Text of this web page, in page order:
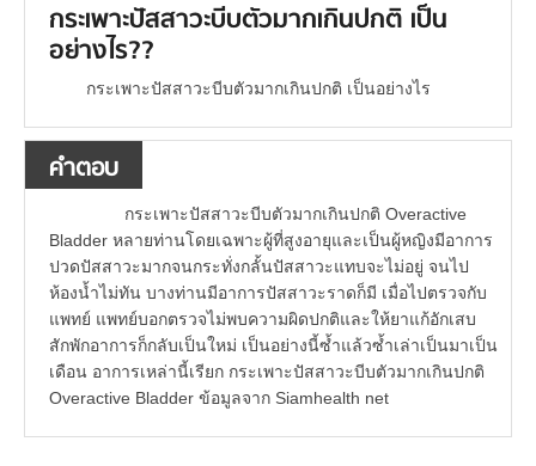
กระเพาะปัสสาวะบีบตัวมากเกินปกติ เป็น
อย่างไร??
กระเพาะปัสสาวะบีบตัวมากเกินปกติ เป็นอย่างไร
คำตอบ
กระเพาะปัสสาวะบีบตัวมากเกินปกติ Overactive
Bladder หลายท่านโดยเฉพาะผู้ที่สูงอายุและเป็นผู้หญิงมีอาการ
ปวดปัสสาวะมากจนกระทั่งกลั้นปัสสาวะแทบจะไม่อยู่ จนไป
ห้องน้ำไม่ทัน บางท่านมีอาการปัสสาวะราดก็มี เมื่อไปตรวจกับ
แพทย์ แพทย์บอกตรวจไม่พบความผิดปกติและให้ยาแก้อักเสบ
สักพักอาการก็กลับเป็นใหม่ เป็นอย่างนี้ซ้ำแล้วซ้ำเล่าเป็นมาเป็น
เดือน อาการเหล่านี้เรียก กระเพาะปัสสาวะบีบตัวมากเกินปกติ
Overactive Bladder ข้อมูลจาก Siamhealth net